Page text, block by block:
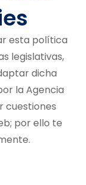
esta política
legislativas,
dicha
la Agencia
cuestiones
por ello te